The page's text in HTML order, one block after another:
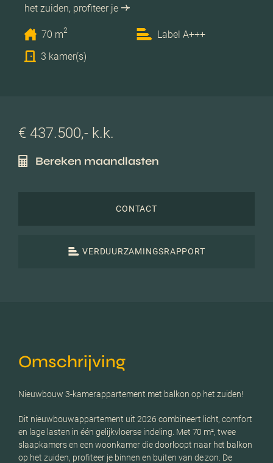
het zuiden, profiteer je
70 m2
Label A+++
3 kamer(s)
€ 437.500,- k.k.
Bereken maandlasten
CONTACT
VERDUURZAMINGSRAPPORT
Omschrijving
Nieuwbouw 3-kamerappartement met balkon op het zuiden!
Dit nieuwbouwappartement uit 2026 combineert licht, comfort
en lage lasten in één gelijkvloerse indeling. Met 70 m², twee
slaapkamers en een woonkamer die doorloopt naar het balkon
op het zuiden, profiteer je binnen en buiten van de zon. De